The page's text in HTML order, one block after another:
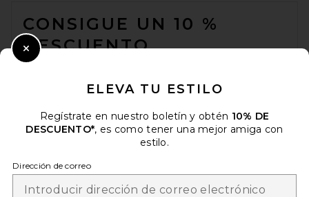
CONSIGUE UN 10 %
DESCUENTO
electrónico. Puede retirarse en cualquier momento.
Email Address
ELEVA TU ESTILO
Regístrate en nuestro boletín y obtén 10% DE
DESCUENTO*, es como tener una mejor amiga con
estilo.
Dirección de correo
Close Modal